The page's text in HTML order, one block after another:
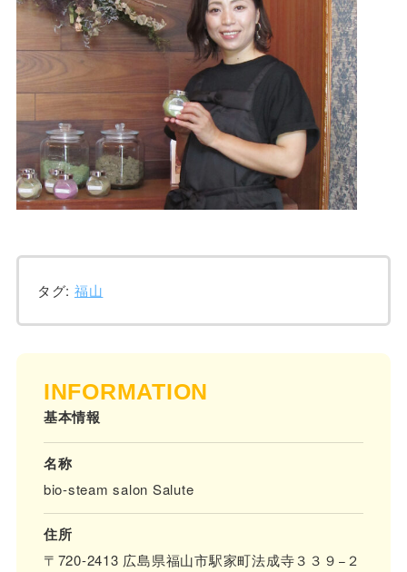
タグ: 福山
INFORMATION
基本情報
名称
bio-steam salon Salute
住所
〒720-2413 広島県福山市駅家町法成寺３３９−２